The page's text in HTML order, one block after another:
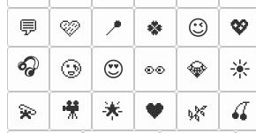
💬
🩷 📍 🍀 😉 💖
🎧
🥲 😍 👀 💎 ☀️
💫
🎥 🌟 🖤 🌿 🍒